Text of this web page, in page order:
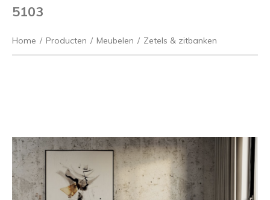
5103
Home / Producten / Meubelen / Zetels & zitbanken